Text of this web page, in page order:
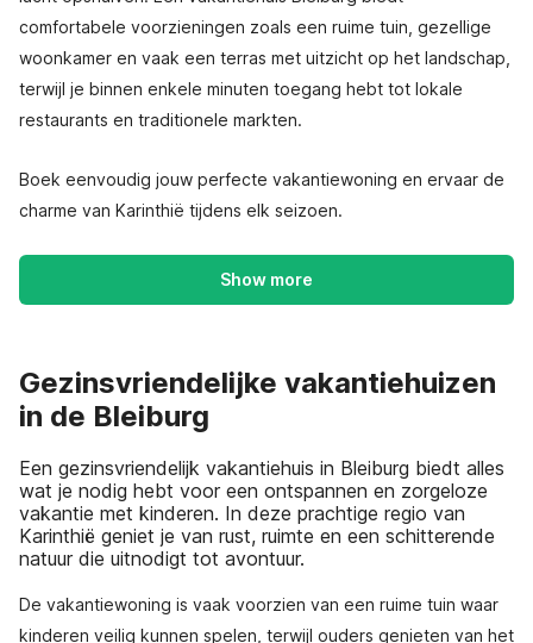
comfortabele voorzieningen zoals een ruime tuin, gezellige
woonkamer en vaak een terras met uitzicht op het landschap,
terwijl je binnen enkele minuten toegang hebt tot lokale
restaurants en traditionele markten.
Boek eenvoudig jouw perfecte vakantiewoning en ervaar de
charme van Karinthië tijdens elk seizoen.
Show more
Gezinsvriendelijke vakantiehuizen
in de Bleiburg
Een gezinsvriendelijk vakantiehuis in Bleiburg biedt alles
wat je nodig hebt voor een ontspannen en zorgeloze
vakantie met kinderen. In deze prachtige regio van
Karinthië geniet je van rust, ruimte en een schitterende
natuur die uitnodigt tot avontuur.
De vakantiewoning is vaak voorzien van een ruime tuin waar
kinderen veilig kunnen spelen, terwijl ouders genieten van het